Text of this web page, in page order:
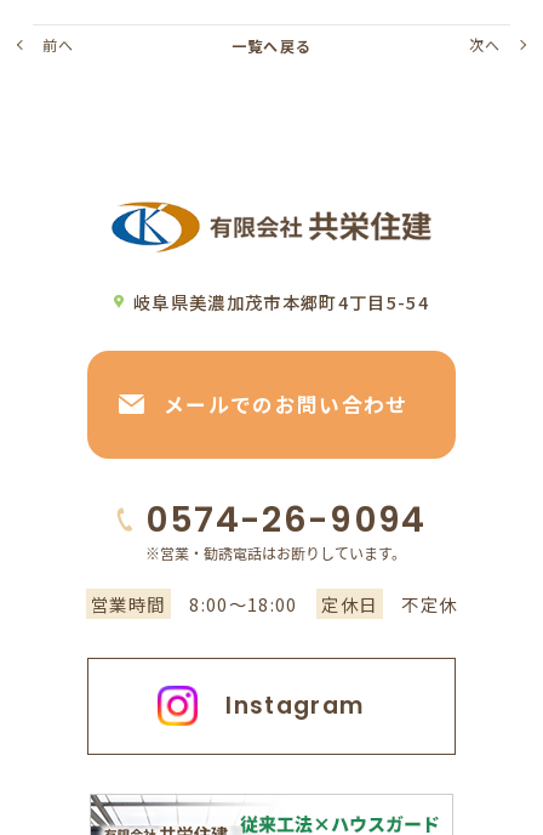
前へ 一覧へ戻る 次へ
岐阜県美濃加茂市本郷町4丁目5-54
メールでのお問い合わせ
0574-26-9094
営業時間 8:00～18:00 定休日 不定休
Instagram